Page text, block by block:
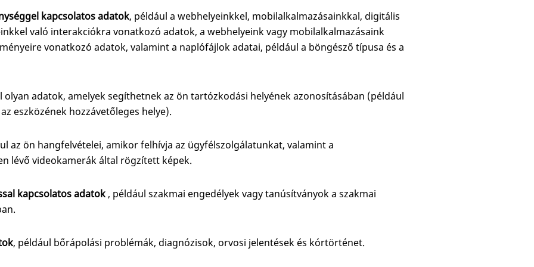
kapcsolatos adatok, például a webhelyeinkkel, mobilalkalmazásainkkal, digitális
való interakciókra vonatkozó adatok, a webhelyeink vagy mobilalkalmazásaink
vonatkozó adatok, valamint a naplófájlok adatai, például a böngésző típusa és a
olyan adatok, amelyek segíthetnek az ön tartózkodási helyének azonosításában (például
eszközének hozzávetőleges helye).
az ön hangfelvételei, amikor felhívja az ügyfélszolgálatunkat, valamint a
lévő videokamerák által rögzített képek.
kapcsolatos adatok, például szakmai engedélyek vagy tanúsítványok a szakmai
, például bőrápolási problémák, diagnózisok, orvosi jelentések és kórtörténet.